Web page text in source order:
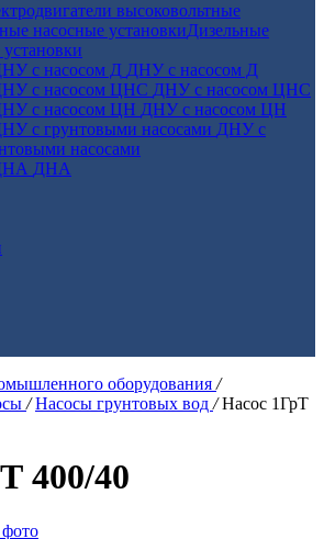
высоковольтные
Дизельные
ДНУ с насосом Д
ДНУ с насосом ЦНС
ДНУ с насосом ЦН
ДНУ с
насосами
ДНА
оборудования /
/ Насосы грунтовых вод / Насос 1ГрТ
400/40